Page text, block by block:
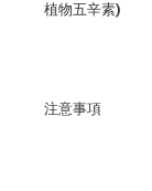
植物五辛素)
注意事項